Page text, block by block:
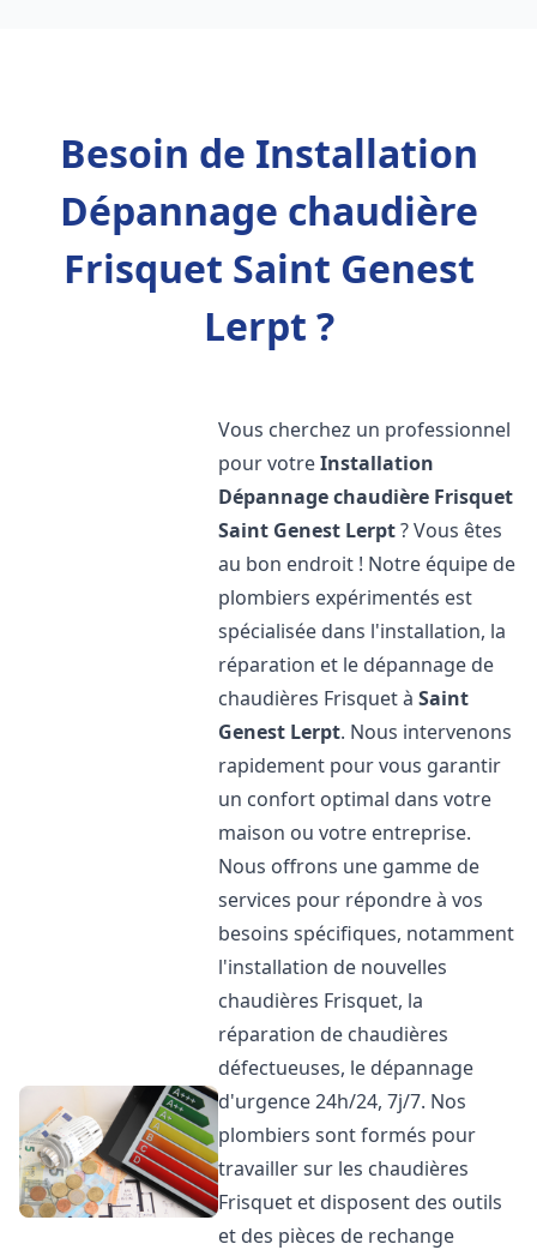
Besoin de Installation
Dépannage chaudière
Frisquet Saint Genest
Lerpt ?
Vous cherchez un professionnel
pour votreInstallation
Dépannage chaudière Frisquet
Saint Genest Lerpt? Vous êtes
au bon endroit ! Notre équipe de
plombiers expérimentés est
spécialisée dans l'installation, la
réparation et le dépannage de
chaudières Frisquet àSaint
Genest Lerpt. Nous intervenons
rapidement pour vous garantir
un confort optimal dans votre
maison ou votre entreprise.
Nous offrons une gamme de
services pour répondre à vos
besoins spécifiques, notamment
l'installation de nouvelles
chaudières Frisquet, la
réparation de chaudières
défectueuses, le dépannage
d'urgence 24h/24, 7j/7. Nos
plombiers sont formés pour
travailler sur les chaudières
Frisquet et disposent des outils
et des pièces de rechange